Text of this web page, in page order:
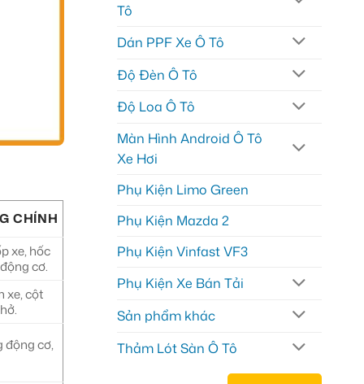
CHÍNH
xe, hốc
cơ.
xe, cột
động cơ,
Tô
Dán PPF Xe Ô Tô
Độ Đèn Ô Tô
Độ Loa Ô Tô
Màn Hình Android Ô Tô
Xe Hơi
Phụ Kiện Limo Green
Phụ Kiện Mazda 2
Phụ Kiện Vinfast VF3
Phụ Kiện Xe Bán Tải
Sản phẩm khác
Thảm Lót Sàn Ô Tô